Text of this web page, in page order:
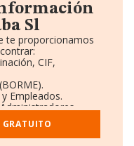
Sl
te proporcionamos
CIF,
Empleados.
en otras empresas.